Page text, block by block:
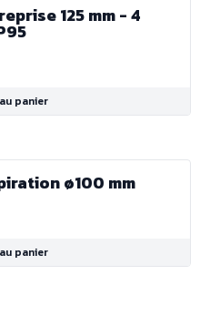
125 mm - 4
panier
ø100 mm
panier